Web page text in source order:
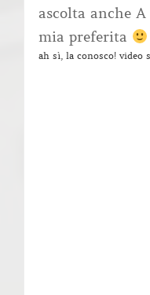
ascolta anche
mia preferita
ah sì, la conosco! video